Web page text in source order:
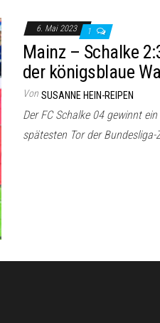
6. Mai 2023 1
Mainz – Schalke
der königsblaue
Von SUSANNE HEIN-REIPEN
Der FC Schalke 04 gewinnt
spätesten Tor der